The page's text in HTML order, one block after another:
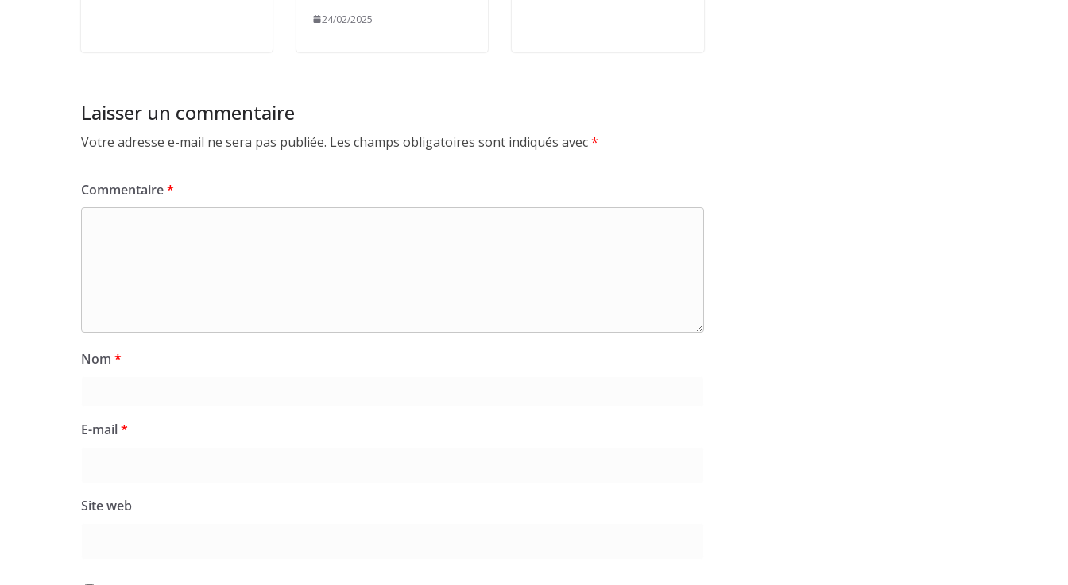
24/02/2025
Laisser un commentaire
Votre adresse e-mail ne sera pas publiée. Les champs obligatoires sont indiqués avec*
Commentaire*
Nom *
E-mail*
Site web